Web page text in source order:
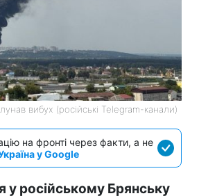
вибух (російські Telegram-канали)
на фронті через факти, а не
у Google
у російському Брянську